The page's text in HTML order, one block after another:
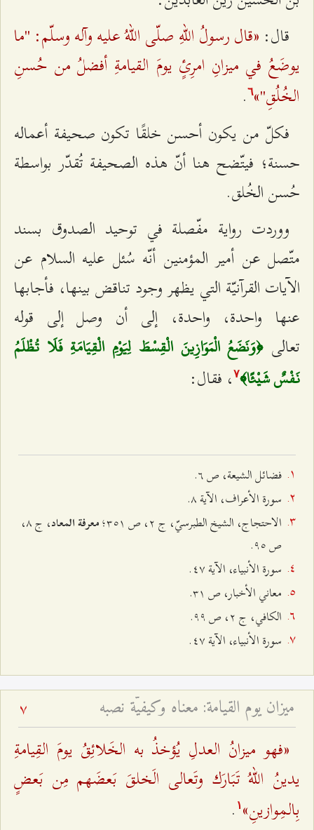
قال: «قال رسولُ اللهِ صلّى اللهُ عليه وآله وسلّم: "ما
يوضَعُ في ميزانِ امرِئٍ يومَ القيامةِ أفضلُ من حُسنِ
الخُلُقِ"»٦.
فكلّ من يكون أحسن خلقًا تكون صحيفة أعماله
حسنة؛ فيتّضح هنا أنّ هذه الصحيفة تُقدّر بواسطة
حُسن الخُلق.
ووردت رواية مفّصلة في توحيد الصدوق بسند
متّصل عن أمير المؤمنين أنّه سُئل عليه السلام عن
الآيات القرآنيّة التي يظهر وجود تناقض بينها، فأجابها
عنها واحدة، واحدة، إلى أن وصل إلى قوله
تعالى﴿وَنَضَعُ الْمَوَازِينَ الْقِسْطَ لِيَوْمِ الْقِيَامَةِ فَلَا تُظْلَمُ
نَفْسٌ شَيْئًا﴾۷، فقال:
فضائل الشيعة، ص ٦.
سورة الأعراف، الآية ۸.
الاحتجاج، الشيخ الطبرسيّ، ج ٢، ص ٣٥۱؛
معرفة المعاد
، ج ۸،
ص ٩٥.
سورة الأنبياء، الآية ٤۷.
معاني الأخبار، ص ٣۱.
الكافي، ج ٢، ص ٩٩.
سورة الأنبياء، الآية ٤۷.
ميزان يوم القيامة: معناه وكيفيّة نصبه 7
«فهو ميزانُ العدلِ يُؤخذُ به الخَلائِقُ يومَ القِيامةِ
يدينُ اللهُ تَبَارَك وتَعالى الَخلقَ بَعضَهم مِن بَعضٍ
بِالمِوازينِ» ۱ .